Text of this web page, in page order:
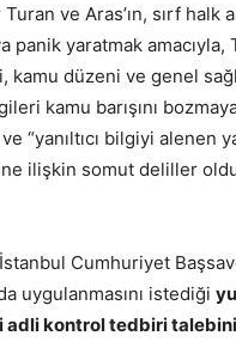
ve Aras’ın, sırf halk
panik yaratmak amacıyla,
kamu düzeni ve genel
kamu barışını
“yanıltıcı bilgiyi alenen
ilişkin somut deliller
İstanbul Cumhuriyet
uygulanmasını istediği
adli kontrol tedbiri